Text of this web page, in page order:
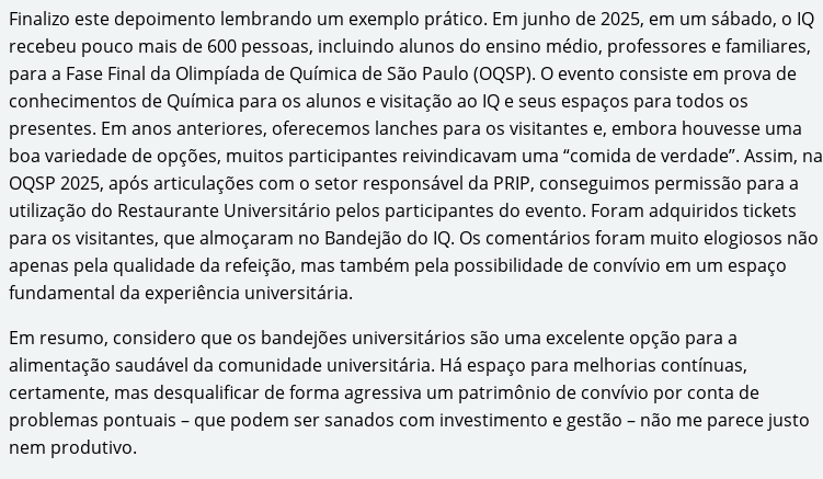
Finalizo este depoimento lembrando um exemplo prático. Em junho de 2025, em um sábado, o IQ
recebeu pouco mais de 600 pessoas, incluindo alunos do ensino médio, professores e familiares,
para a Fase Final da Olimpíada de Química de São Paulo (OQSP). O evento consiste em prova de
conhecimentos de Química para os alunos e visitação ao IQ e seus espaços para todos os
presentes. Em anos anteriores, oferecemos lanches para os visitantes e, embora houvesse uma
boa variedade de opções, muitos participantes reivindicavam uma “comida de verdade”. Assim, na
OQSP 2025, após articulações com o setor responsável da PRIP, conseguimos permissão para a
utilização do Restaurante Universitário pelos participantes do evento. Foram adquiridos tickets
para os visitantes, que almoçaram no Bandejão do IQ. Os comentários foram muito elogiosos não
apenas pela qualidade da refeição, mas também pela possibilidade de convívio em um espaço
fundamental da experiência universitária.
Em resumo, considero que os bandejões universitários são uma excelente opção para a
alimentação saudável da comunidade universitária. Há espaço para melhorias contínuas,
certamente, mas desqualificar de forma agressiva um patrimônio de convívio por conta de
problemas pontuais – que podem ser sanados com investimento e gestão – não me parece justo
nem produtivo.